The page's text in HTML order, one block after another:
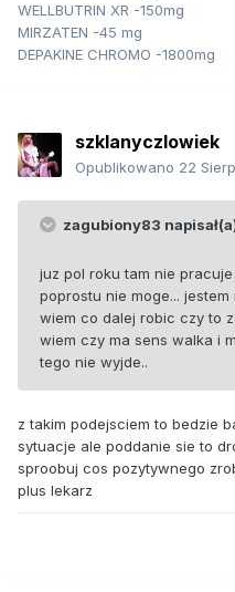
WELLBUTRIN XR -150mg
MIRZATEN -45 mg
DEPAKINE CHROMO -1800mg
szklanyczlowiek
Opublikowano 22
zagubiony83
juz pol roku tam nie
poprostu nie moge...
wiem co dalej robic czy to
wiem czy ma sens walka i
tego nie wyjde..
z takim podejsciem to bedzie
sytuacje ale poddanie sie to
sproobuj cos pozytywnego
plus lekarz